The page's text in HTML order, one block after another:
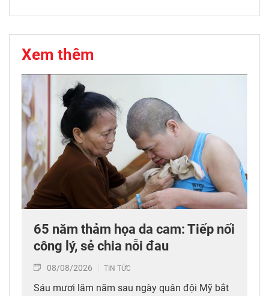
Xem thêm
65 năm thảm họa da cam: Tiếp nối
công lý, sẻ chia nỗi đau
08/08/2026 TIN TỨC
Sáu mươi lăm năm sau ngày quân đội Mỹ bắt